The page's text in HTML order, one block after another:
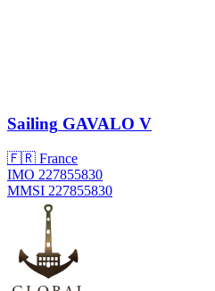
Sailing GAVALO V
🇫🇷 France
IMO 227855830
MMSI 227855830